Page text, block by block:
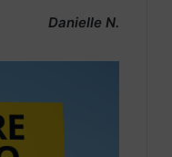
Danielle N.